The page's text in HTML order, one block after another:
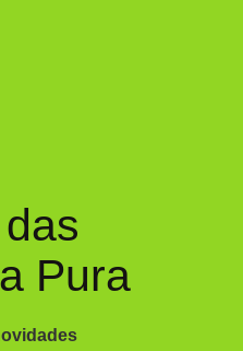
Pura